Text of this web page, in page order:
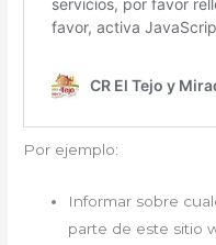
Por ejemplo:
Informar sobre
parte de este sitio